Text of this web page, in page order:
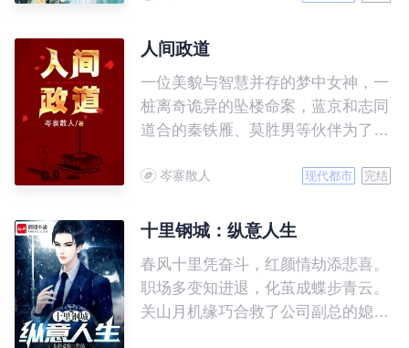
钱，发家致富，嫁便宜娘另觅良缘，
都是现世报！
人间政道
一位美貌与智慧并存的梦中女神，一
桩离奇诡异的坠楼命案，蓝京和志同
道合的秦铁雁、莫胜男等伙伴为了寻
又波澜壮阔的奋斗历程。
岑寨散人 现代都市 完结
十里钢城：纵意人生
春风十里凭奋斗，红颜情劫添悲喜。
职场多变知进退，化茧成蝶步青云。
关山月机缘巧合救了公司副总的媳